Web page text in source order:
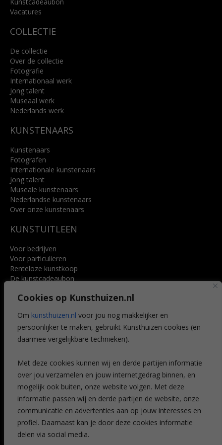
Cookies op Kunsthuizen.nl
Om kunsthuizen.nl voor jou nog makkelijker en
persoonlijker te maken, gebruikt Kunsthuizen cookies (en
daarmee vergelijkbare technieken).
Met deze cookies kunnen wij en derde partijen informatie
over jou verzamelen en jouw internetgedrag binnen, en
mogelijk ook buiten, onze website volgen. Met deze
informatie passen wij en derde partijen de website, onze
communicatie en advertenties aan op jouw interesses en
profiel. Daarnaast kan je door deze cookies informatie
delen via social media.
Lees meer
Vacatures
COLLECTIE
De collectie
Over de collectie
Fotografie
Internationaal werk
Jong talent
Museaal werk
Nederlands werk
KUNSTENAARS
Kunstenaars
Fotografen
Internationale kunstenaars
Jong talent
Museale kunstenaars
Nederlandse kunstenaars
Over onze kunstenaars
KUNSTUITLEEN
Voor bedrijven
Voor particulieren
Renteloze kunstkoop
De kunstcadeaubon
Voordelen
Veelgestelde vragen
CONTACT
Leiden
Amsterdam
Breda
Favorieten
Mijn art alert
NIEUWSBRIEF